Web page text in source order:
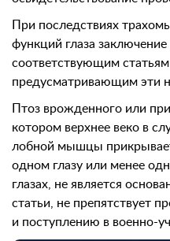
При последствиях
функций глаза
соответствующим статьям
предусматривающим эти
Птоз врожденного или
котором верхнее веко в
лобной мышцы
одном глазу или менее
глазах, не является
статьи, не препятствует
и поступлению в военно-